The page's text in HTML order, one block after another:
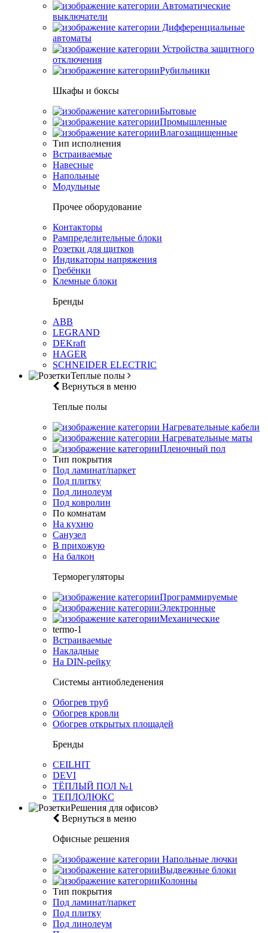
Автоматические
выключатели
Дифференциальные
автоматы
Устройства защитного
отключения
Рубильники
Шкафы и боксы
Бытовые
Промышленные
Влагозащищенные
Тип исполнения
Встраиваемые
Навесные
Напольные
Модульные
Прочее оборудование
Контакторы
Рампределительные блоки
Розетки для щитков
Индикаторы напряжения
Гребёнки
Клемные блоки
Бренды
ABB
LEGRAND
DEKraft
HAGER
SCHNEIDER ELECTRIC
Теплые полы
Вернуться в меню
Теплые полы
Нагревательные кабели
Нагревательные маты
Пленочный пол
Тип покрытия
Под ламинат/паркет
Под плитку
Под линолеум
Под ковролин
По комнатам
На кухню
Санузел
В прихожую
На балкон
Терморегуляторы
Программируемые
Электронные
Механические
termo-1
Встраиваемые
Накладные
На DIN-рейку
Системы антиобледенения
Обогрев труб
Обогрев кровли
Обогрев открытых площадей
Бренды
CEILHIT
DEVI
ТЁПЛЫЙ ПОЛ №1
ТЕПЛОЛЮКС
Решения для офисов
Вернуться в меню
Офисные решения
Напольные лючки
Выдвежные блоки
Колонны
Тип покрытия
Под ламинат/паркет
Под плитку
Под линолеум